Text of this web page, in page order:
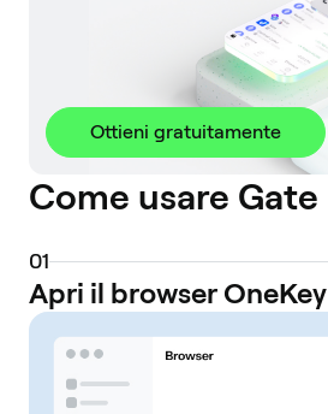
Ottieni gratuitamente
Come usare Gate
01
Apri il browser OneKey